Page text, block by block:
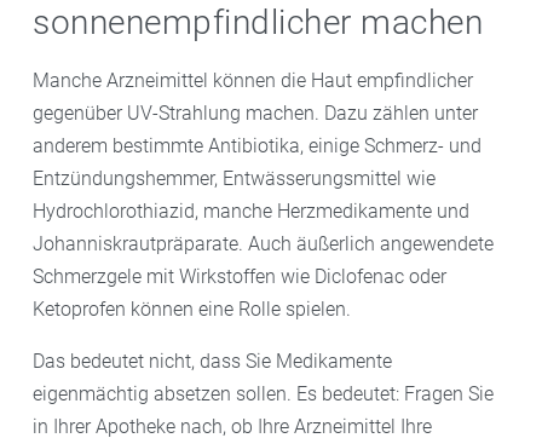
sonnenempfindlicher machen
Manche Arzneimittel können die Haut empfindlicher
gegenüber UV-Strahlung machen. Dazu zählen unter
anderem bestimmte Antibiotika, einige Schmerz- und
Entzündungshemmer, Entwässerungsmittel wie
Hydrochlorothiazid, manche Herzmedikamente und
Johanniskrautpräparate. Auch äußerlich angewendete
Schmerzgele mit Wirkstoffen wie Diclofenac oder
Ketoprofen können eine Rolle spielen.
Das bedeutet nicht, dass Sie Medikamente
eigenmächtig absetzen sollen. Es bedeutet: Fragen Sie
in Ihrer Apotheke nach, ob Ihre Arzneimittel Ihre